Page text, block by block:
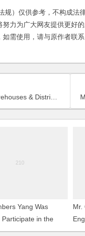
仅供参考，不构成法
力为广大网友提供更好
需使用，请与原作者联系
speach regarding the conference topic
Yang Was
Participate in the
on Shanghai
Mr.
of